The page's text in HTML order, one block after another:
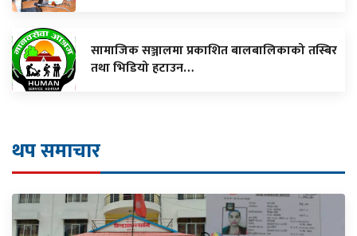
सामाजिक सञ्जालमा प्रकाशित बालबालिकाको तस्बिर
तथा भिडियो हटाउन…
थप समाचार